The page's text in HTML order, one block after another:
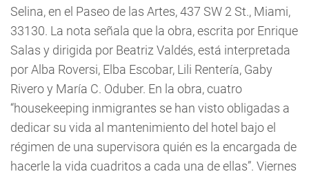
Selina, en el Paseo de las Artes, 437 SW 2 St., Miami,
33130. La nota señala que la obra, escrita por Enrique
Salas y dirigida por Beatriz Valdés, está interpretada
por Alba Roversi, Elba Escobar, Lili Rentería, Gaby
Rivero y María C. Oduber. En la obra, cuatro
“housekeeping inmigrantes se han visto obligadas a
dedicar su vida al mantenimiento del hotel bajo el
régimen de una supervisora quién es la encargada de
hacerle la vida cuadritos a cada una de ellas”. Viernes